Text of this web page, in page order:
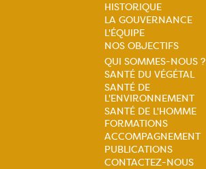
Navigation
principale
HISTORIQUE
LA GOUVERNANCE
L'ÉQUIPE
NOS OBJECTIFS
Navigation
principale
QUI SOMMES-NOUS ?
SANTÉ DU VÉGÉTAL
SANTÉ DE
L'ENVIRONNEMENT
SANTÉ DE L'HOMME
FORMATIONS
ACCOMPAGNEMENT
PUBLICATIONS
CONTACTEZ-NOUS